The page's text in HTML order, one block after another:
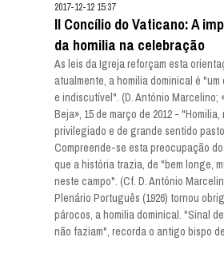
2017-12-12 15:37
II Concílio do Vaticano: A
da homilia na celebração
As leis da Igreja reforçam esta
atualmente, a homilia dominical é
e indiscutível". (D. António Marcelino;
Beja», 15 de março de 2012 - "Homilia,
privilegiado e de grande sentido
Compreende-se esta preocupação
que a história trazia, de "bem longe,
neste campo". (Cf. D. António
Plenário Português (1926) tornou
párocos, a homilia dominical. "Sinal
não faziam", recorda o antigo bispo